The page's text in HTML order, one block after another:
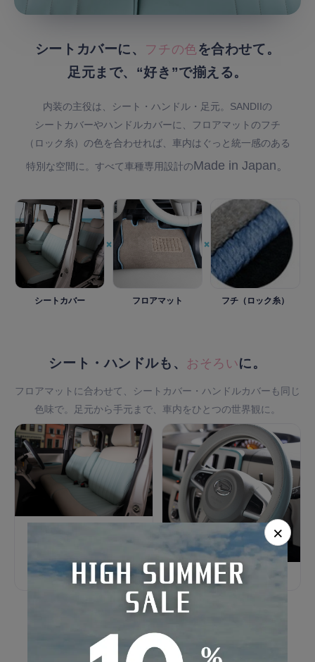
シートカバーに、 フチの色を合わせて。
足元まで、 “好き”で揃える。
内装の主役は、シート・ハンドル・足元。SANDIIの
シートカバーやハンドルカバーに、フロアマットのフチ
（ロック糸）の色を合わせれば、車内はぐっと 統一感のある
特別な空間に。すべて車種専用設計のMade in Japan。
シートカバー
×
フロアマット
×
フチ（ロック糸）
シート・ハンドルも、 おそろいに。
フロアマットに合わせて、シートカバー・ハンドルカバーも同じ
色味で。足元から手元まで、車内をひとつの世界観に。
ハンドルカバーを見る
×